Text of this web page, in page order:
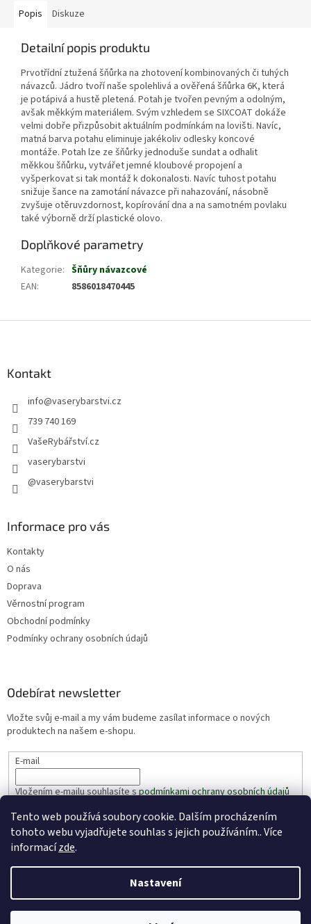
Tento web používá soubory cookie. Dalším procházením
tohoto webu vyjadřujete souhlas s jejich používáním.. Více
informacízde.
Nastavení
Popis Diskuze
Detailní popis produktu
Prvotřídní ztužená šňůrka na zhotovení kombinovaných či tuhých
návazců. Jádro tvoří naše spolehlivá a ověřená šňůrka 6K, která
je potápivá a hustě pletená. Potah je tvořen pevným a odolným,
avšak měkkým materiálem. Svým vzhledem se SIXCOAT dokáže
velmi dobře přizpůsobit aktuálním podmínkám na lovišti. Navíc,
matná barva potahu eliminuje jakékoliv odlesky koncové
montáže. Potah lze ze šňůrky jednoduše sundat a odhalit
měkkou šňůrku, vytvářet jemné kloubové propojení a
vyšperkovat si tak montáž k dokonalosti. Navíc tuhost potahu
snižuje šance na zamotání návazce při nahazování, násobně
zvyšuje otěruvzdornost, kopírování dna a na samotném povlaku
také výborně drží plastické olovo.
Doplňkové parametry
Kategorie: Šňůry návazcové
EAN: 8586018470445
Kontakt
info@vaserybarstvi.cz
739 740 169
VašeRybářství.cz
vaserybarstvi
@vaserybarstvi
Informace pro vás
Kontakty
O nás
Doprava
Věrnostní program
Obchodní podmínky
Podmínky ochrany osobních údajů
Odebírat newsletter
Vložte svůj e-mail a my vám budeme zasílat informace o nových
produktech na našem e-shopu.
E-mail
Vložením e-mailu souhlasíte spodmínkami ochrany osobních údajů
PŘIHLÁSIT SE
Vytvořil Shoptet